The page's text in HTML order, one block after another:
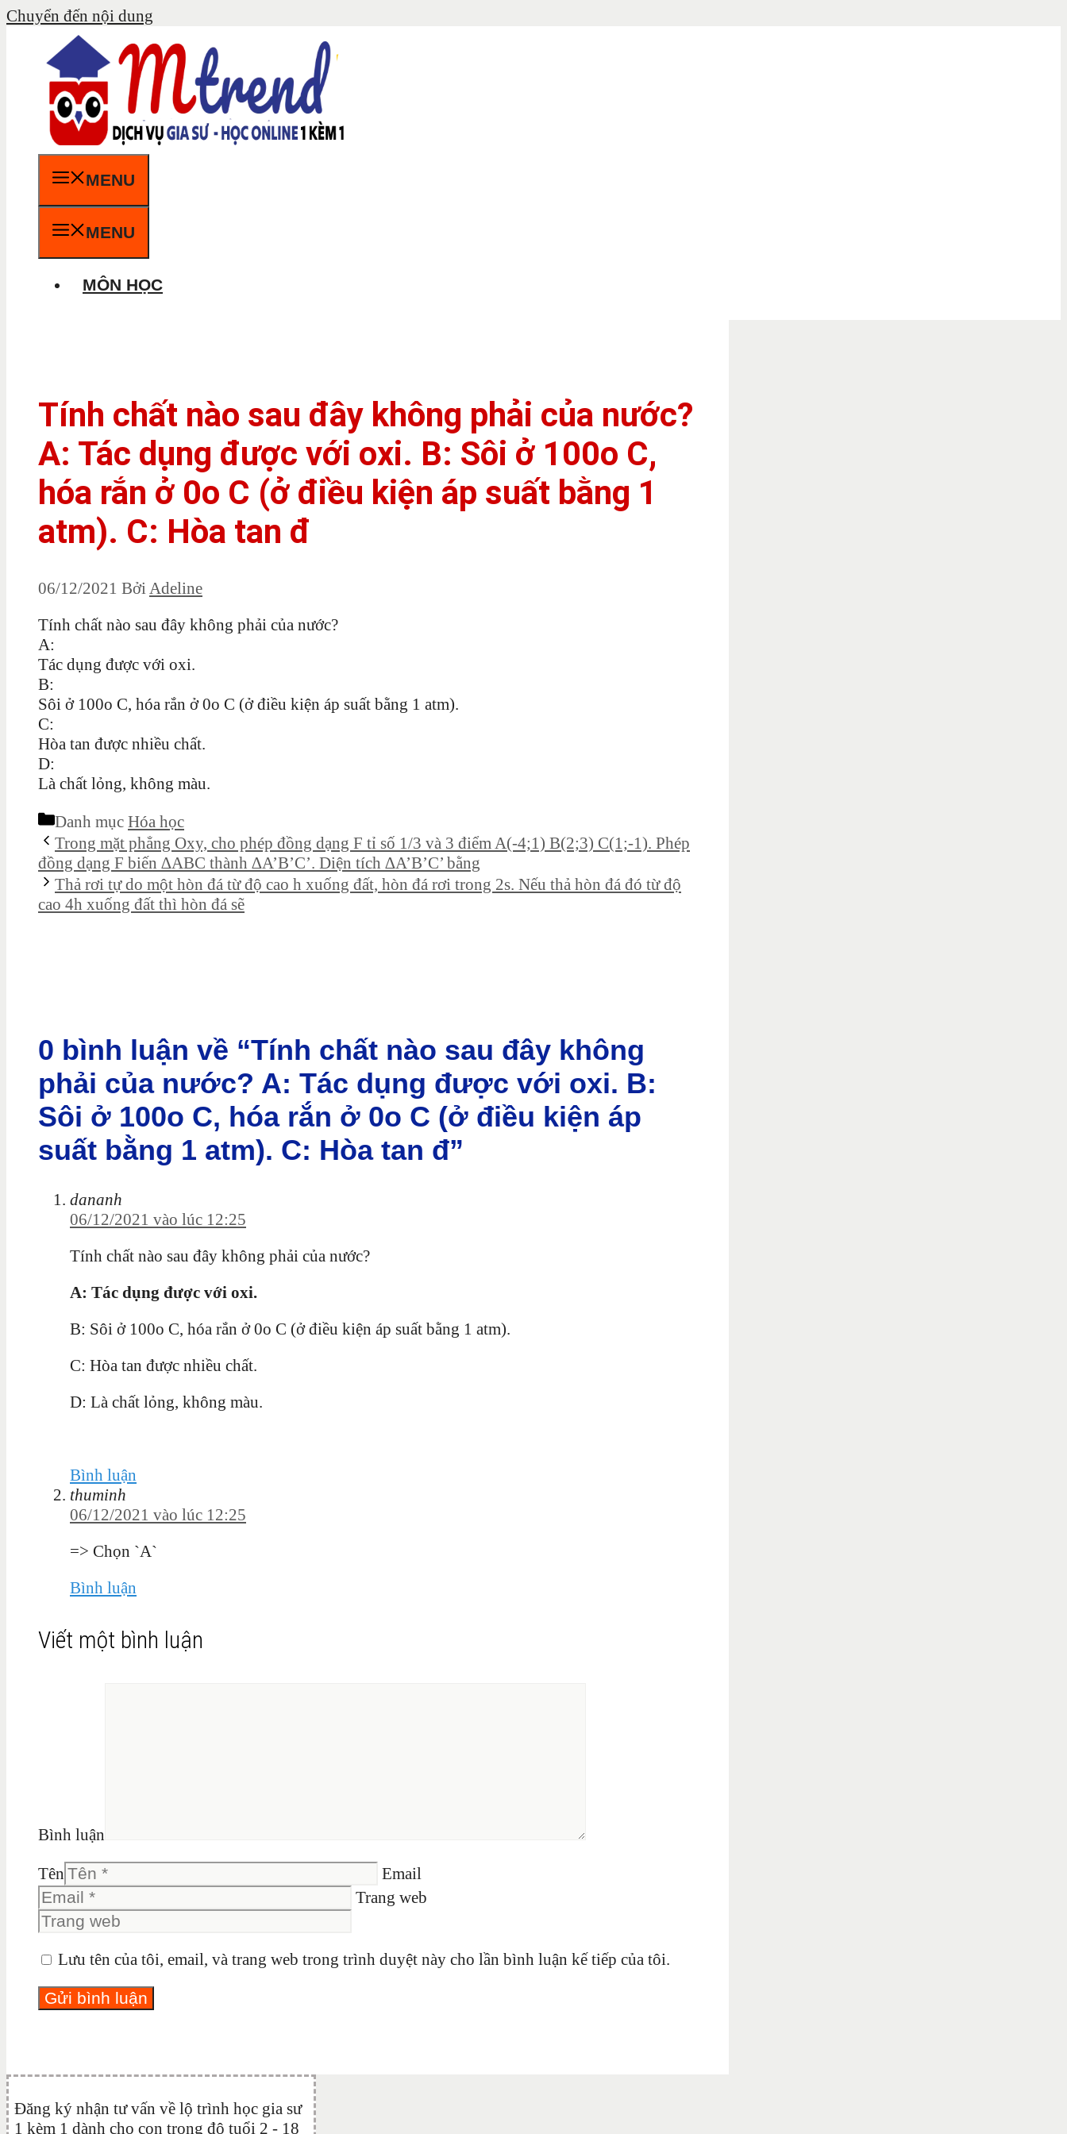
Chuyển đến nội dung
MENU
MENU
MÔN HỌC
Tính chất nào sau đây không phải của nước?
A: Tác dụng được với oxi. B: Sôi ở 100o C,
hóa rắn ở 0o C (ở điều kiện áp suất bằng 1
atm). C: Hòa tan đ
06/12/2021 Bởi Adeline
Tính chất nào sau đây không phải của nước?
A:
Tác dụng được với oxi.
B:
Sôi ở 100o C, hóa rắn ở 0o C (ở điều kiện áp suất bằng 1 atm).
C:
Hòa tan được nhiều chất.
D:
Là chất lỏng, không màu.
Danh mục Hóa học
Trong mặt phẳng Oxy, cho phép đồng dạng F tỉ số 1/3 và 3 điểm A(-4;1) B(2;3) C(1;-1). Phép
đồng dạng F biến ∆ABC thành ∆A’B’C’. Diện tích ∆A’B’C’ bằng
Thả rơi tự do một hòn đá từ độ cao h xuống đất, hòn đá rơi trong 2s. Nếu thả hòn đá đó từ độ
cao 4h xuống đất thì hòn đá sẽ
0 bình luận về “Tính chất nào sau đây không
phải của nước? A: Tác dụng được với oxi. B:
Sôi ở 100o C, hóa rắn ở 0o C (ở điều kiện áp
suất bằng 1 atm). C: Hòa tan đ”
dananh
06/12/2021 vào lúc 12:25
Tính chất nào sau đây không phải của nước?
A: Tác dụng được với oxi.
B: Sôi ở 100o C, hóa rắn ở 0o C (ở điều kiện áp suất bằng 1 atm).
C: Hòa tan được nhiều chất.
D: Là chất lỏng, không màu.
Bình luận
thuminh
06/12/2021 vào lúc 12:25
=> Chọn `A`
Bình luận
Viết một bình luận
Bình luận
Tên
Email
Trang web
Lưu tên của tôi, email, và trang web trong trình duyệt này cho lần bình luận kế tiếp của tôi.
Đăng ký nhận tư vấn về lộ trình học gia sư
1 kèm 1 dành cho con trong độ tuổi 2 - 18